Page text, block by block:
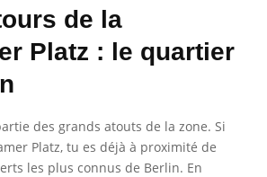
de la
Platz : le quartier
des grands atouts de la zone. Si
Platz, tu es déjà à proximité de
les plus connus de Berlin. En